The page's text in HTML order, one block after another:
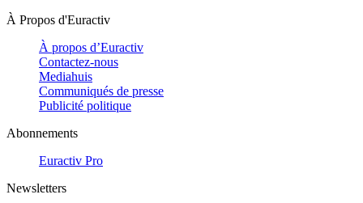
À Propos d'Euractiv
À propos d’Euractiv
Contactez-nous
Mediahuis
Communiqués de presse
Publicité politique
Abonnements
Euractiv Pro
Newsletters